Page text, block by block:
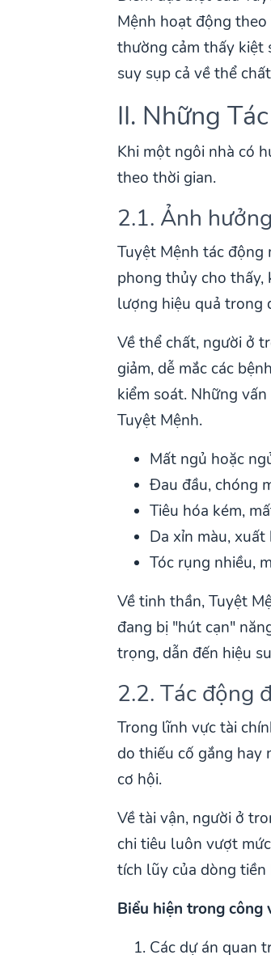
Mệnh hoạt động
thường cảm thấy kiệt
suy sụp cả về thể
II. Những
Khi một ngôi nhà có
theo thời gian.
2.1. Ảnh
Tuyệt Mệnh tác động
phong thủy cho thấy,
lượng hiệu quả trong
Về thể chất, người ở
giảm, dễ mắc các
kiểm soát. Những
Tuyệt Mệnh.
Mất ngủ hoặc
Đau đầu, chóng
Tiêu hóa kém,
Da xỉn màu,
Tóc rụng nhiều,
Về tinh thần, Tuyệt
đang bị "hút cạn"
trọng, dẫn đến hiệu
2.2. Tác động
Trong lĩnh vực tài
do thiếu cố gắng hay
cơ hội.
Về tài vận, người ở
chi tiêu luôn vượt
tích lũy của dòng
Biểu hiện trong công
Các dự án quan